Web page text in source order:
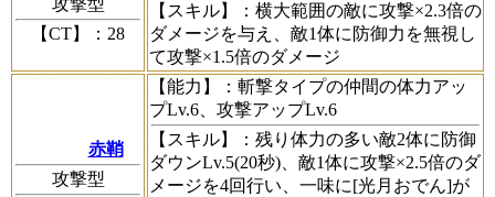
攻撃型
【CT】
：28
【スキル】
：横大範囲の敵に攻撃×2.3倍の
ダメージを与え、敵1体に防御力を無視し
て攻撃×1.5倍のダメージ
赤鞘
攻撃型
【能力】
：斬撃タイプの仲間の体力アッ
プLv.6、攻撃アップLv.6
【スキル】
：残り体力の多い敵2体に防御
ダウンLv.5(20秒)、敵1体に攻撃×2.5倍のダ
メージを4回行い、一味に[光月おでん]が